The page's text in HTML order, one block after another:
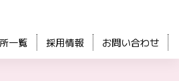
一覧 採用情報 お問い合わせ